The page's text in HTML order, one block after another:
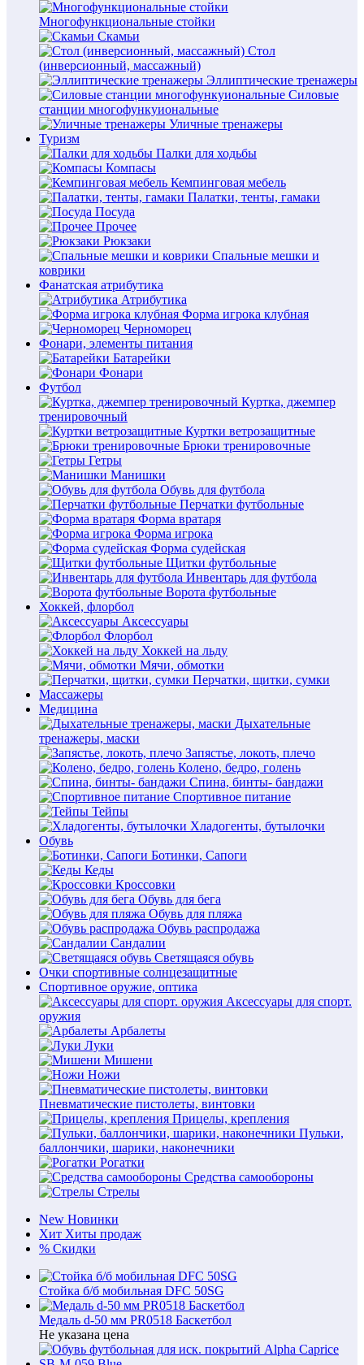
Многофункциональные стойки
Скамьи
Стол
(инверсионный, массажный)
Эллиптические тренажеры
Силовые
станции многофункуиональные
Уличные тренажеры
Туризм
Палки для ходьбы
Компасы
Кемпинговая мебель
Палатки, тенты, гамаки
Посуда
Прочее
Рюкзаки
Спальные мешки и
коврики
Фанатская атрибутика
Атрибутика
Форма игрока клубная
Черноморец
Фонари, элементы питания
Батарейки
Фонари
Футбол
Куртка, джемпер
тренировочный
Куртки ветрозащитные
Брюки тренировочные
Гетры
Манишки
Обувь для футбола
Перчатки футбольные
Форма вратаря
Форма игрока
Форма судейская
Щитки футбольные
Инвентарь для футбола
Ворота футбольные
Хоккей, флорбол
Аксессуары
Флорбол
Хоккей на льду
Мячи, обмотки
Перчатки, щитки, сумки
Массажеры
Медицина
Дыхательные
тренажеры, маски
Запястье, локоть, плечо
Колено, бедро, голень
Спина, бинты- бандажи
Спортивное питание
Тейпы
Хладогенты, бутылочки
Обувь
Ботинки, Сапоги
Кеды
Кроссовки
Обувь для бега
Обувь для пляжа
Обувь распродажа
Сандалии
Светящаяся обувь
Очки спортивные солнцезащитные
Спортивное оружие, оптика
Аксессуары для спорт.
оружия
Арбалеты
Луки
Мишени
Ножи
Пневматические пистолеты, винтовки
Прицелы, крепления
Пульки,
баллончики, шарики, наконечники
Рогатки
Средства самообороны
Стрелы
New Новинки
Хит Хиты продаж
% Скидки
Стойка б/б мобильная DFC 50SG
Медаль d-50 мм PR0518 Баскетбол
Не указана цена